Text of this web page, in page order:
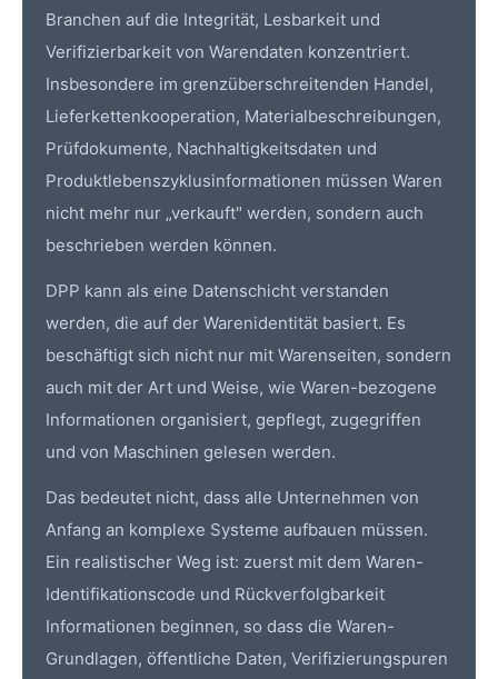
Branchen auf die Integrität, Lesbarkeit und
Verifizierbarkeit von Warendaten konzentriert.
Insbesondere im grenzüberschreitenden Handel,
Lieferkettenkooperation, Materialbeschreibungen,
Prüfdokumente, Nachhaltigkeitsdaten und
Produktlebenszyklusinformationen müssen Waren
nicht mehr nur „verkauft" werden, sondern auch
beschrieben werden können.
DPP kann als eine Datenschicht verstanden
werden, die auf der Warenidentität basiert. Es
beschäftigt sich nicht nur mit Warenseiten, sondern
auch mit der Art und Weise, wie Waren-bezogene
Informationen organisiert, gepflegt, zugegriffen
und von Maschinen gelesen werden.
Das bedeutet nicht, dass alle Unternehmen von
Anfang an komplexe Systeme aufbauen müssen.
Ein realistischer Weg ist: zuerst mit dem Waren-
Identifikationscode und Rückverfolgbarkeit
Informationen beginnen, so dass die Waren-
Grundlagen, öffentliche Daten, Verifizierungspuren